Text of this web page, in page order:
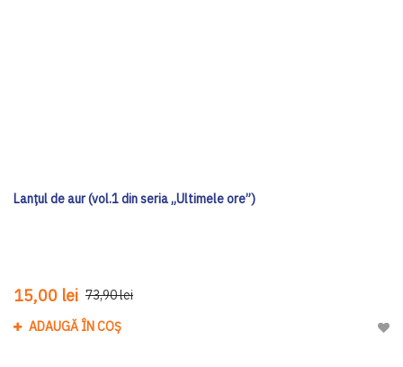
Lanțul de aur (vol.1 din seria „Ultimele ore”)
15,00 lei 73,90 lei
ADAUGĂ ÎN COȘ